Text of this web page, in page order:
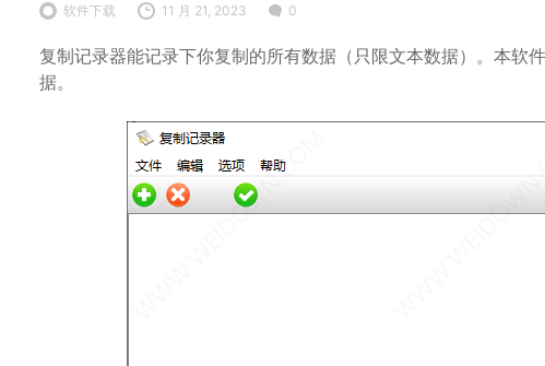
软件下载 11 月 21, 2023 0
复制记录器能记录下你复制的所有数据（只限文本数据）。本软
据。